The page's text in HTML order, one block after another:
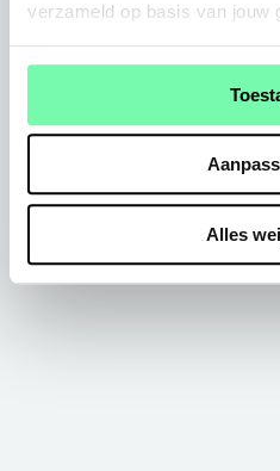
verzameld op basis van jouw
Alles